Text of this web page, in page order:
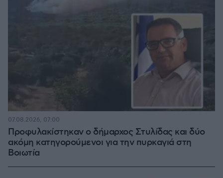
Προφυλακίστηκαν ο δήμαρχος Στυλίδας και δύο
ακόμη κατηγορούμενοι για την πυρκαγιά στη
Βοιωτία
07.08.2026, 07:00